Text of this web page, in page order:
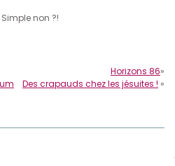
non ?!
Horizons 86»
Des crapauds chez les jésuites ! »